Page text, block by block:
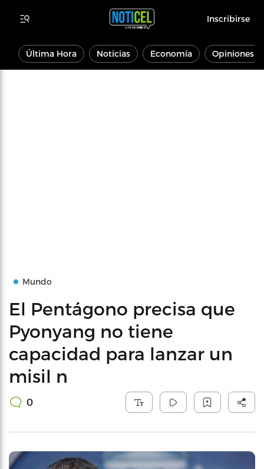
Inscribirse
Última Hora Noticias Economía Opiniones
Mundo
El Pentágono precisa que
Pyonyang no tiene
capacidad para lanzar un
misil n
0